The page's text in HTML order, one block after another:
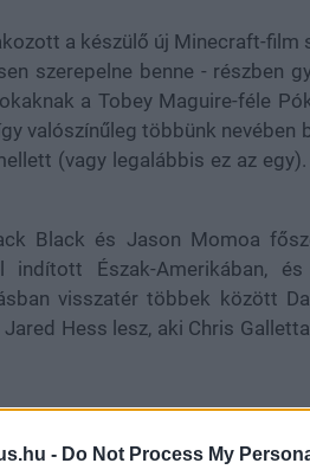
- Do Not Process My
a készülő új Minecraft-film
szerepelne benne - részben
a Tobey Maguire-féle
valószínűleg többünk nevében
(vagy legalábbis ez az
Black és Jason Momoa
Észak-Amerikában, és
visszatér többek között
Hess lesz, aki Chris
a művészfilmek